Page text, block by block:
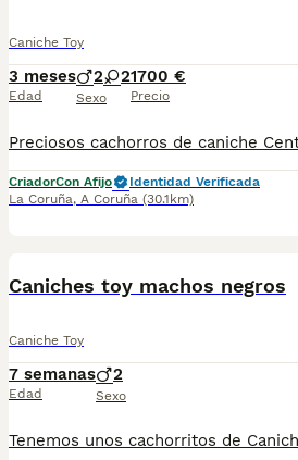
Caniche Toy
3 meses
Edad
2 2
Sexo
1700 €
Precio
CriadorCon Afijo
Identidad Verificada
La Coruña, A Coruña (30.1km)
Caniches toy machos negros
Caniche Toy
7 semanas
Edad
2
Sexo